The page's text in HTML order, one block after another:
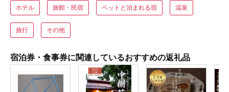
ホテル 旅館・民宿 ペットと泊まれる宿 温泉
旅行 その他
宿泊券・食事券に関連しているおすすめの返礼品